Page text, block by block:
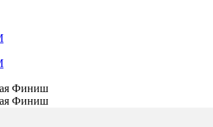
Финиш
Финиш